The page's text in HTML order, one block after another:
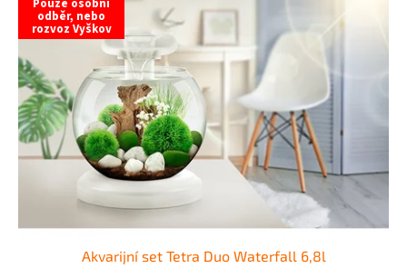
p
Pouze osobní
odběr, nebo
rozvoz Vyškov
Akvarijní set Tetra Duo Waterfall 6,8l